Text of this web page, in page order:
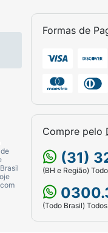
Formas de
Compre pelo
(31)
(BH e Região)
(Todo Brasil)